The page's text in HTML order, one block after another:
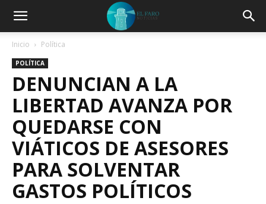
Inicio Política
POLÍTICA
DENUNCIAN A LA
LIBERTAD AVANZA POR
QUEDARSE CON
VIÁTICOS DE ASESORES
PARA SOLVENTAR
GASTOS POLÍTICOS